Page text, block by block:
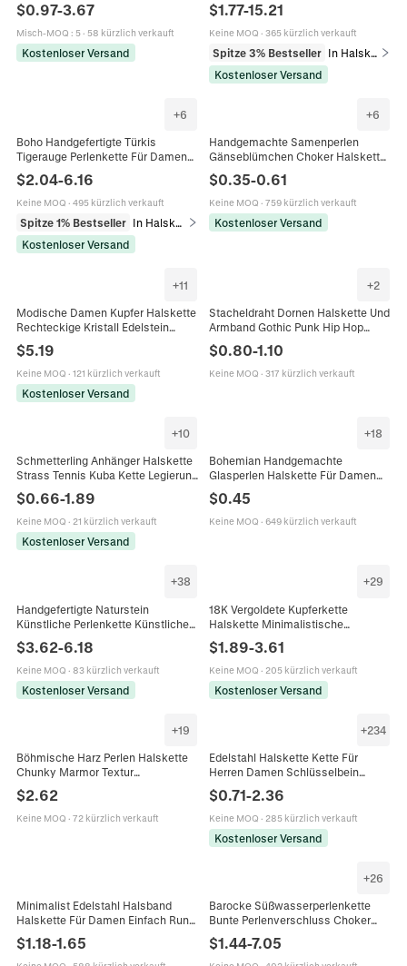
Schmuck Streetwear Stil
$0.97-3.67
Misch-MOQ : 5· 58 kürzlich verkauft
Kostenloser Versand
Hypoallergen Schmuck
$1.77-15.21
Keine MOQ · 365 kürzlich verkauft
Spitze 3% Bestseller
In Halsketten
Kostenloser Versand
+6
Boho Handgefertigte Türkis
Tigerauge Perlenkette Für Damen
Kupferkette Choker Mit
Herzanhänger Verstellbare
Halskette Schmuck
$2.04-6.16
Keine MOQ · 495 kürzlich verkauft
Spitze 1% Bestseller
In Halsketten
Kostenloser Versand
+6
Handgemachte Samenperlen
Gänseblümchen Choker Halskette
Bunt Böhmisch Legierung
Verlängerungskette Schmuck Für
Damen
$0.35-0.61
Keine MOQ · 759 kürzlich verkauft
Kostenloser Versand
+11
Modische Damen Kupfer Halskette
Rechteckige Kristall Edelstein
Statement Bunte Geometrische
Choker Verstellbare Kette
Schmuck
$5.19
Keine MOQ · 121 kürzlich verkauft
Kostenloser Versand
+2
Stacheldraht Dornen Halskette Und
Armband Gothic Punk Hip Hop
Legierung Schmuck Choker Für
Männer Frauen Unisex Harajuku
$0.80-1.10
Keine MOQ · 317 kürzlich verkauft
+10
Schmetterling Anhänger Halskette
Strass Tennis Kuba Kette Legierung
Hip Hop Mehrlagig Choker
Schmuck Damen
$0.66-1.89
Keine MOQ · 21 kürzlich verkauft
Kostenloser Versand
+18
Bohemian Handgemachte
Glasperlen Halskette Für Damen
Mädchen Bunte Dopamin Choker
Zinklegierung Verschluss Schmuck
Geschenk
$0.45
Keine MOQ · 649 kürzlich verkauft
+38
Handgefertigte Naturstein
Künstliche Perlenkette Künstliche
Halskette Armband Schmuck Für
Damen Herren Sommer Strand Stil
$3.62-6.18
Keine MOQ · 83 kürzlich verkauft
Kostenloser Versand
+29
18K Vergoldete Kupferkette
Halskette Minimalistische
Damen Eleganter Schmuck
$1.89-3.61
Keine MOQ · 205 kürzlich verkauft
Kostenloser Versand
+19
Böhmische Harz Perlen Halskette
Chunky Marmor Textur
Quadratische Perlen Statement
Kette Für Damen Mode Choker
Halsschmuck
$2.62
Keine MOQ · 72 kürzlich verkauft
+234
Edelstahl Halskette Kette Für
Herren Damen Schlüsselbein
Minimalistisch Gliederkette Choker
Schmuck DIY Accessoire
$0.71-2.36
Keine MOQ · 285 kürzlich verkauft
Kostenloser Versand
Minimalist Edelstahl Halsband
Halskette Für Damen Einfach Rund
Kreis Halsring Gold Silber Plattiert
Mode Schmuck Zubehör
$1.18-1.65
+26
Barocke Süßwasserperlenkette
Bunte Perlenverschluss Choker
Boho Vintage Legierung Stein
Charme Halskette Für Damen
$1.44-7.05